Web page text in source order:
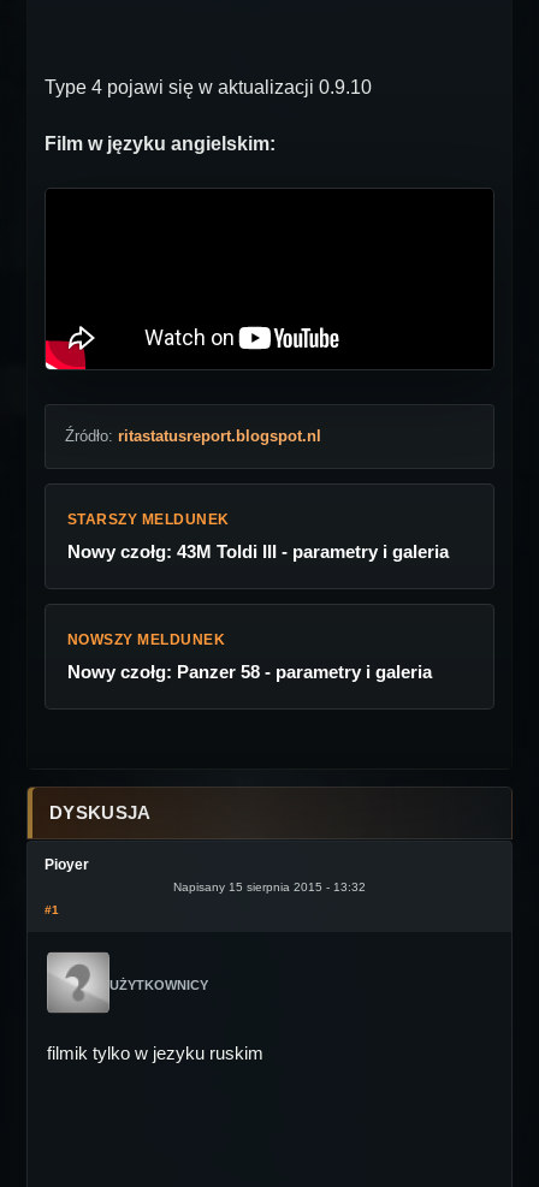
Type 4 pojawi się w aktualizacji 0.9.10
Film w języku angielskim:
Źródło: ritastatusreport.blogspot.nl
STARSZY MELDUNEK
Nowy czołg: 43M Toldi III - parametry i galeria
NOWSZY MELDUNEK
Nowy czołg: Panzer 58 - parametry i galeria
DYSKUSJA
Pioyer
Napisany 15 sierpnia 2015 - 13:32
#1
UŻYTKOWNICY
filmik tylko w jezyku ruskim